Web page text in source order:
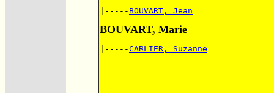
|----- BOUVART, Jean
BOUVART, Marie
|-----CARLIER, Suzanne